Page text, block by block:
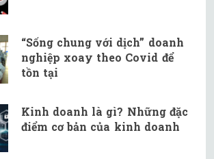
“Sống chung với dịch” doanh
nghiệp xoay theo Covid để
tồn tại
Kinh doanh là gì? Những đặc
điểm cơ bản của kinh doanh